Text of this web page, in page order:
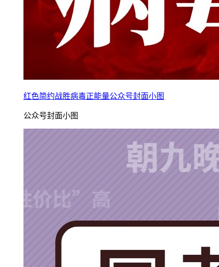
红色简约战胜病毒正能量公众号封面小图
公众号封面小图